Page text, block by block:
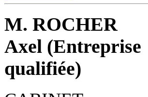
M. ROCHER
Axel (Entreprise
qualifiée)